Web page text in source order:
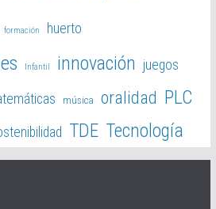
formación huerto
Infantil innovación juegos
música oralidad PLC
TDE Tecnología